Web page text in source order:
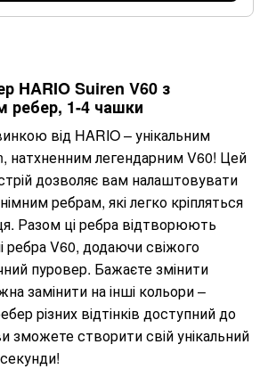
HARIO Suiren V60 з
ребер, 1-4 чашки
від HARIO – унікальним
натхненним легендарним V60! Цей
дозволяє вам налаштовувати
ребрам, які легко кріпляться
Разом ці ребра відтворюють
ребра V60, додаючи свіжого
пуровер. Бажаєте змінити
замінити на інші кольори –
різних відтінків доступний до
зможете створити свій унікальний